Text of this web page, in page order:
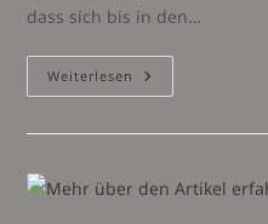
dass sich bis in den…
Weiterlesen Übung
Servicebetrieb